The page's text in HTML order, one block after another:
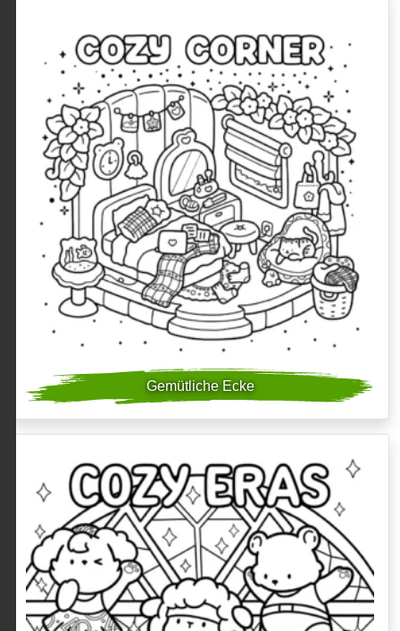
Gemütliche Ecke